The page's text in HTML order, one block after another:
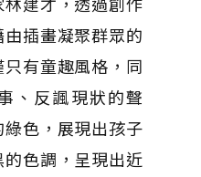
插畫凝聚群眾的
有童趣風格，同
、反諷現狀的聲
色，展現出孩子
色調，呈現出近